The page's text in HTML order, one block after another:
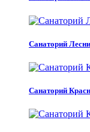
Санаторий
Санаторий